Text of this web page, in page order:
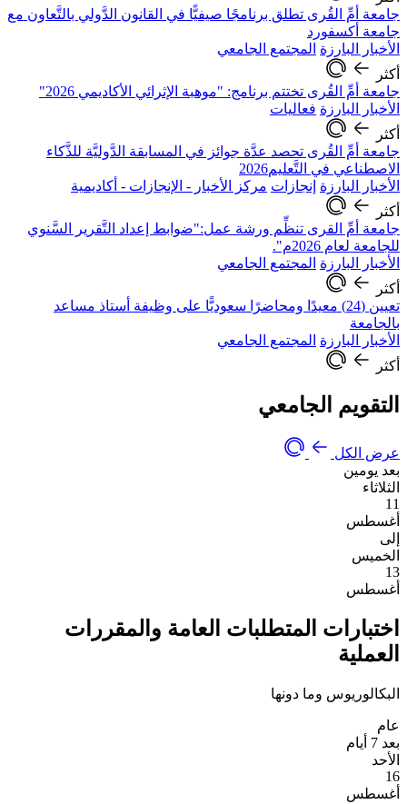
جامعة أمِّ القُرى تطلق برنامجًا صيفيًّا في القانون الدَّولي بالتَّعاون مع
جامعة أكسفورد
الأخبار البارزة المجتمع الجامعي
أكثر
جامعة أمِّ القُرى تختتم برنامج: "موهبة الإثرائي الأكاديمي 2026"
الأخبار البارزة فعاليات
أكثر
جامعة أمِّ القُرى تحصد عدَّة جوائز في المسابقة الدَّوليَّة للذَّكاء
الاصطناعي في التَّعليم2026
الأخبار البارزة إنجازات مركز الأخبار - الإنجازات - أكاديمية
أكثر
جامعة أمِّ القرى تنظِّم ورشة عمل:"ضوابط إعداد التَّقرير السَّنوي
للجامعة لعام 2026م".
الأخبار البارزة المجتمع الجامعي
أكثر
تعيين (24) معيدًا ومحاضرًا سعوديًّا على وظيفة أستاذ مساعد
بالجامعة
الأخبار البارزة المجتمع الجامعي
أكثر
التقويم الجامعي
عرض الكل
بعد يومين
الثلاثاء
11
أغسطس
إلى
الخميس
13
أغسطس
اختبارات المتطلبات العامة والمقررات
العملية
البكالوريوس وما دونها
عام
بعد 7 أيام
الأحد
16
أغسطس